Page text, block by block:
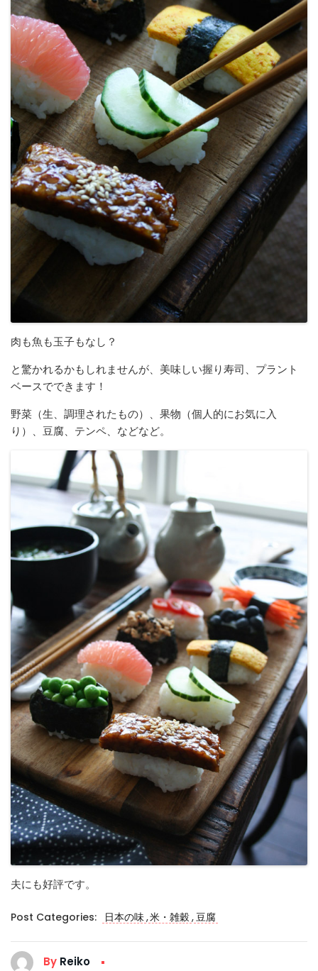
肉も魚も玉子もなし？
と驚かれるかもしれませんが、美味しい握り寿司、プラント
ベースでできます！
野菜（生、調理されたもの）、果物（個人的にお気に入
り）、豆腐、テンペ、などなど。
夫にも好評です。
Post Categories: 日本の味,米・雑穀,豆腐
By Reiko